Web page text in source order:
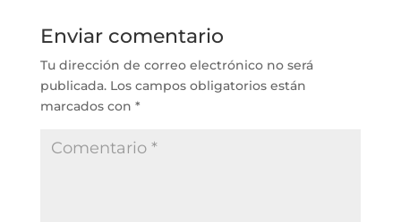
Enviar comentario
Tu dirección de correo electrónico no será
publicada. Los campos obligatorios están
marcados con *